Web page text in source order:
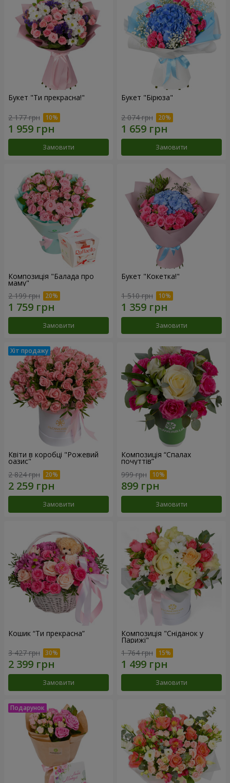
Букет "Ти прекрасна!"
2 177 грн
Замовити
Букет "Бірюза"
2 074 грн
Замовити
Композиція "Балада про
маму"
2 199 грн
Замовити
Букет "Кокетка!"
1 510 грн
Замовити
Квіти в коробці "Рожевий
оазис"
2 824 грн
Замовити
Композиція “Спалах
почуттів”
999 грн
Замовити
Кошик “Ти прекрасна”
3 427 грн
Замовити
Композиція "Сніданок у
Парижі"
1 764 грн
Замовити